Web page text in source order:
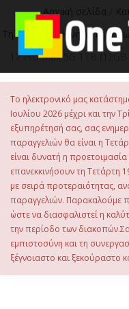
περιεχόμενοΑρχική σελίδα
Τηλεφωνία
/Κινητά
17 Pro Max 5G 1TB
Το ηλεκτρονικό μας
Ιουλίου 2026 μέχρι και την
εξυπηρέτησή σας, σας
παραγγελιών θα είναι η
είναι δυνατή η
επανεκκινήσουν τη Τετάρτη
με σειρά προτεραιότητας,
παραγγελιών. Παρακαλούμε
ώστε να διασφαλιστεί η
την περίοδο των
εμπιστοσύνη και τη
ξέγνοιαστο και ξεκούραστο